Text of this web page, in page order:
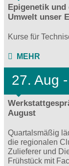
Epigenetik
Umwelt unser
Kurse für
MEHR
27. Aug
August
Quartalsmäßig
die regionalen
Zulieferer und
Frühstück mit